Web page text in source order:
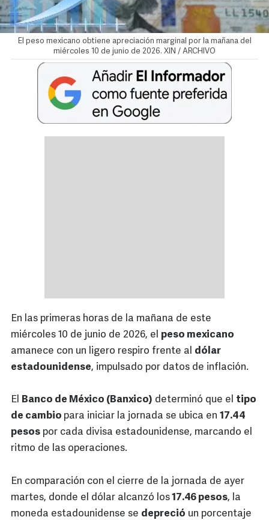
El peso mexicano obtiene apreciación marginal por la mañana del
miércoles 10 de junio de 2026. XIN / ARCHIVO
En las primeras horas de la mañana de este
miércoles 10 de junio de 2026, el peso mexicano
amanece con un ligero respiro frente al dólar
estadounidense, impulsado por datos de inflación.
El Banco de México (Banxico) determinó que el tipo
de cambio para iniciar la jornada se ubica en 17.44
pesos por cada divisa estadounidense, marcando el
ritmo de las operaciones.
En comparación con el cierre de la jornada de ayer
martes, donde el dólar alcanzó los17.46 pesos, la
moneda estadounidense se depreció un porcentaje